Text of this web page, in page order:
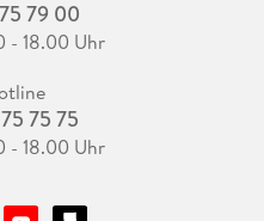
79 00
- 18.00 Uhr
75 75
- 18.00 Uhr